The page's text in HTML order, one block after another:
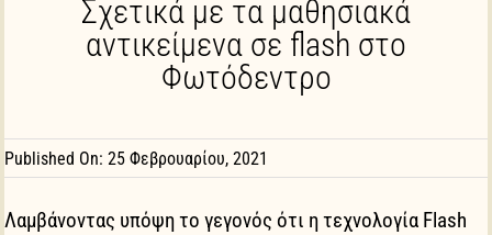
Υλικό Δημοσιότητας
Νέα – Ανακοινώσεις
Επικοινωνία
Σχετικά με τα μαθησιακά
αντικείμενα σε flash στο
Φωτόδεντρο
Published On: 25 Φεβρουαρίου, 2021
Λαμβάνοντας υπόψη το γεγονός ότι η τεχνολογία Flash